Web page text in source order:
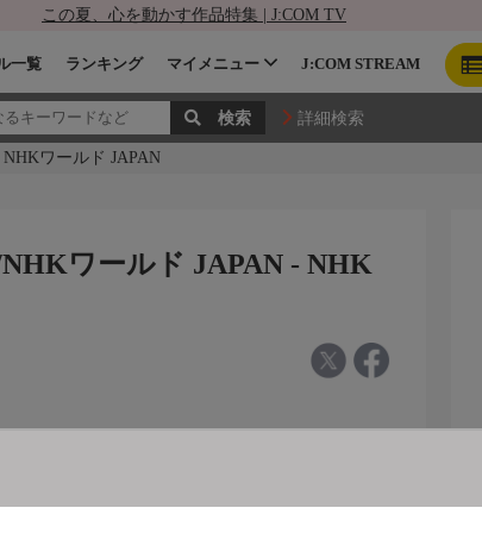
この夏、心を動かす作品特集 | J:COM TV
一覧 ランキング マイメニュー J:COM STREAM
詳細検索
ワールド JAPAN
ワールド JAPAN - NHK
ＡＮ